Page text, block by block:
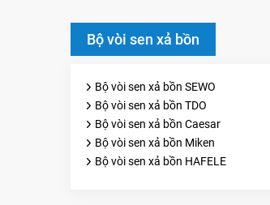
Bộ vòi sen xả bồn
Bộ vòi sen xả bồn SEWO
Bộ vòi sen xả bồn TDO
Bộ vòi sen xả bồn Caesar
Bộ vòi sen xả bồn Miken
Bộ vòi sen xả bồn HAFELE